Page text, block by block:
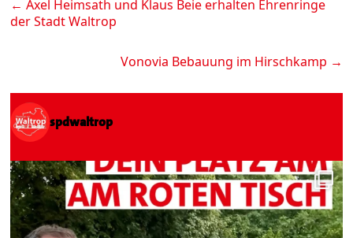
← Axel Heimsath und Klaus Beie erhalten Ehrenringe
der Stadt Waltrop
Vonovia Bebauung im Hirschkamp →
spdwaltrop